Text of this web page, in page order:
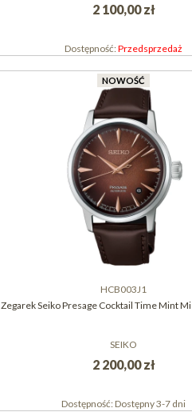
2 100,00 zł
Dostępność:Przedsprzedaż
NOWOŚĆ
HCB003J1
Zegarek Seiko Presage Cocktail Time Mint
SEIKO
2 200,00 zł
Dostępność:Dostępny 3-7 dni